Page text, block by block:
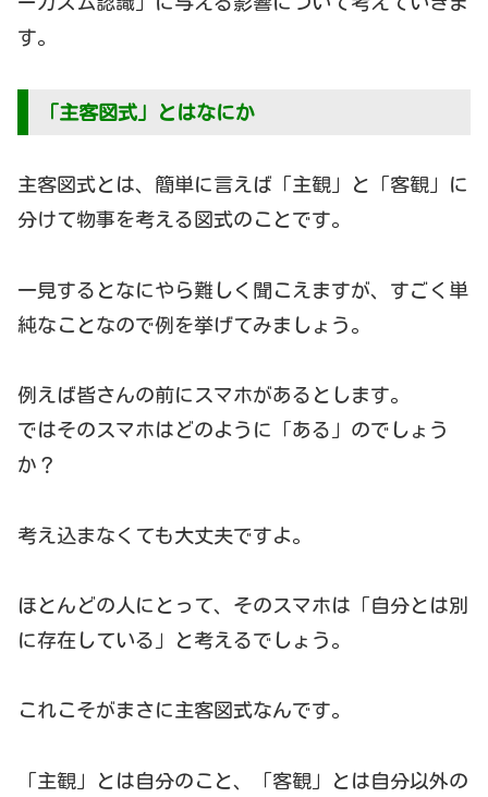
す。
「主客図式」とはなにか
主客図式とは、簡単に言えば「主観」と「客観」に
分けて物事を考える図式のことです。
一見するとなにやら難しく聞こえますが、すごく単
純なことなので例を挙げてみましょう。
例えば皆さんの前にスマホがあるとします。
ではそのスマホはどのように「ある」のでしょう
か？
考え込まなくても大丈夫ですよ。
ほとんどの人にとって、そのスマホは「自分とは別
に存在している」と考えるでしょう。
これこそがまさに主客図式なんです。
「主観」とは自分のこと、「客観」とは自分以外の